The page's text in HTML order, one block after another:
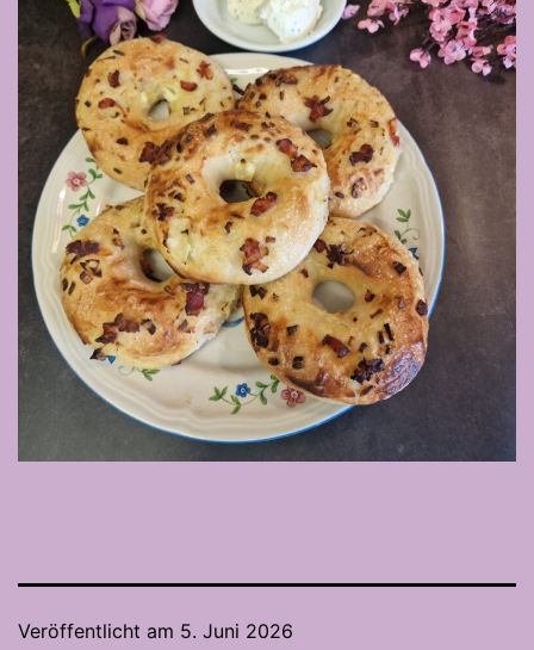
Veröffentlicht am 5. Juni 2026